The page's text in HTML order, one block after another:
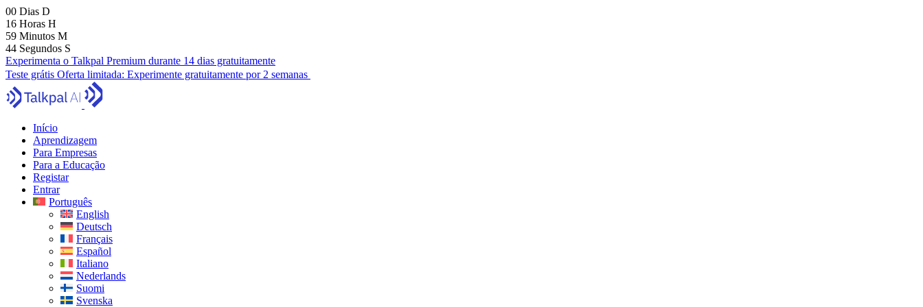
00 Dias D
16 Horas H
59 Minutos M
43 Segundos S
Experimenta o Talkpal Premium durante 14 dias gratuitamente
Teste grátis Oferta limitada: Experimente gratuitamente por 2 semanas
Início
Aprendizagem
Para Empresas
Para a Educação
Registar
Entrar
Português
English
Deutsch
Français
Español
Italiano
Nederlands
Suomi
Svenska